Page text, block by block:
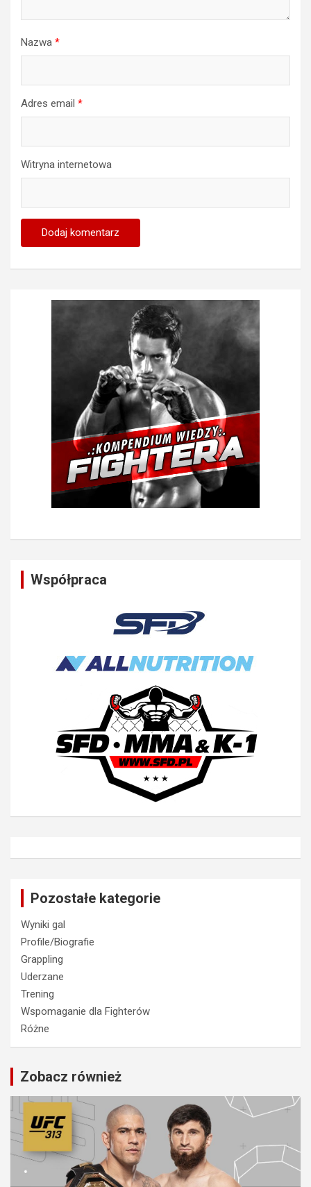
Nazwa *
Adres email *
Witryna internetowa
Współpraca
Pozostałe kategorie
Wyniki gal
Profile/Biografie
Grappling
Uderzane
Trening
Wspomaganie dla Fighterów
Różne
Zobacz również